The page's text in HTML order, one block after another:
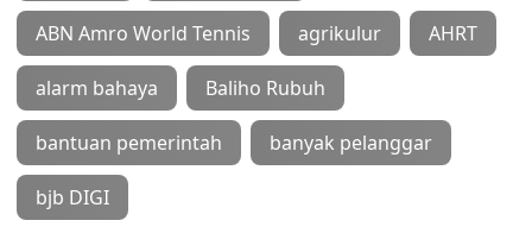
ABN Amro World Tennis agrikulur AHRT
alarm bahaya Baliho Rubuh
bantuan pemerintah banyak pelanggar
bjb DIGI